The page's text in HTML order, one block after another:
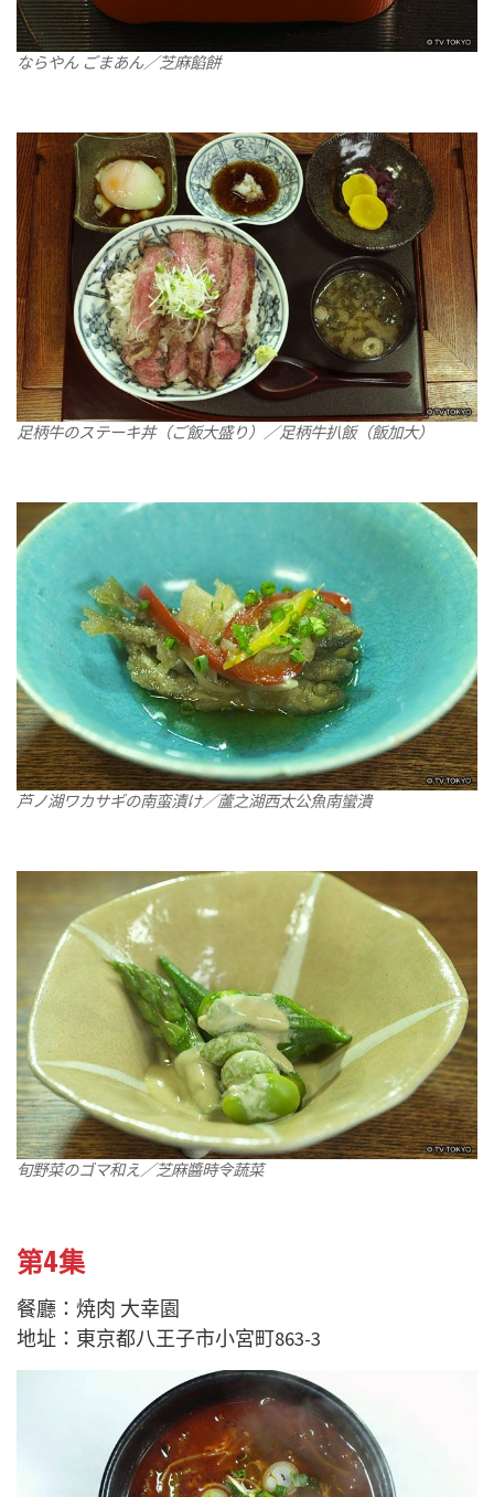
ならやん ごまあん／芝麻餡餅
足柄牛のステーキ丼（ご飯大盛り）／足柄牛扒飯（飯加大）
芦ノ湖ワカサギの南蛮漬け／蘆之湖西太公魚南蠻潰
旬野菜のゴマ和え／芝麻醬時令蔬菜
第4集
餐廳：焼肉 大幸園
地址：東京都八王子市小宮町863-3